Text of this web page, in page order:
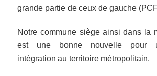
grande partie de ceux de gauche
Notre commune siège ainsi dans la
est une bonne nouvelle pour
intégration au territoire métropolitain.